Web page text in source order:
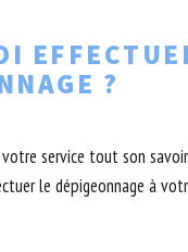
?
service tout son
le dépigeonnage à